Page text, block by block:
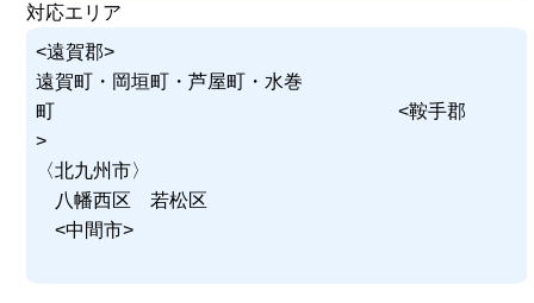
対応エリア
<遠賀郡>
遠賀町・岡垣町・芦屋町・水巻
町 <鞍手郡
>
〈北九州市〉
八幡西区 若松区
<中間市>